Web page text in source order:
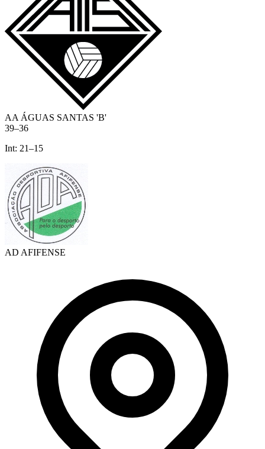
AA ÁGUAS SANTAS 'B'
39–36
Int: 21–15
AD AFIFENSE